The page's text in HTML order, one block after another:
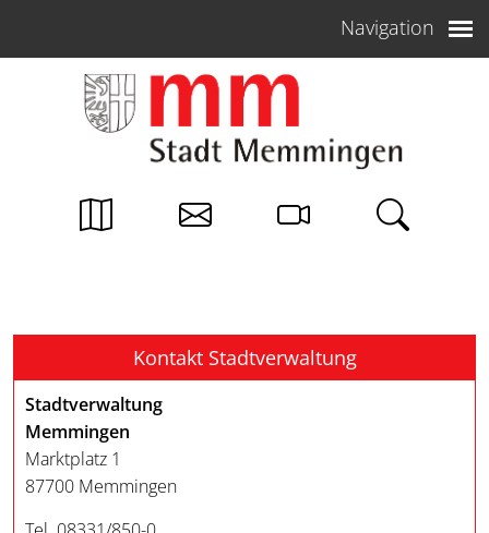
Navigation
Kontakt Stadtverwaltung
Stadtverwaltung
Memmingen
Marktplatz 1
87700 Memmingen